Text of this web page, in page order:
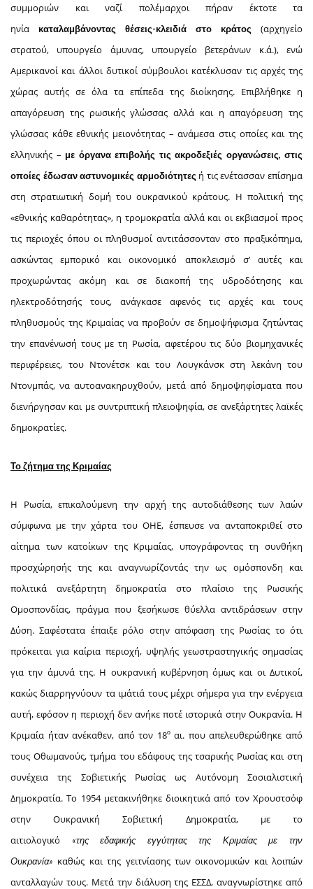
συμμοριών και ναζί πολέμαρχοι πήραν έκτοτε τα
ηνία
καταλαμβάνοντας θέσεις-κλειδιά στο κράτος
(αρχηγείο
στρατού, υπουργείο άμυνας, υπουργείο βετεράνων κ.ά.), ενώ
Αμερικανοί και άλλοι δυτικοί σύμβουλοι κατέκλυσαν τις αρχές της
χώρας αυτής σε όλα τα επίπεδα της διοίκησης. Επιβλήθηκε η
απαγόρευση της ρωσικής γλώσσας αλλά και η απαγόρευση της
γλώσσας κάθε εθνικής μειονότητας – ανάμεσα στις οποίες και της
ελληνικής – με όργανα επιβολής τις ακροδεξιές οργανώσεις, στις
οποίες έδωσαν αστυνομικές αρμοδιότητες ή τις ενέτασσαν επίσημα
στη στρατιωτική δομή του ουκρανικού κράτους. Η πολιτική της
«εθνικής καθαρότητας», η τρομοκρατία αλλά και οι εκβιασμοί προς
τις περιοχές όπου οι πληθυσμοί αντιτάσσονταν στο πραξικόπημα,
ασκώντας εμπορικό και οικονομικό αποκλεισμό σ’ αυτές και
προχωρώντας ακόμη και σε διακοπή της υδροδότησης και
ηλεκτροδότησής τους, ανάγκασε αφενός τις αρχές και τους
πληθυσμούς της Κριμαίας να προβούν σε δημοψήφισμα ζητώντας
την επανένωσή τους με τη Ρωσία, αφετέρου τις δύο βιομηχανικές
περιφέρειες, του Ντονέτσκ και του Λουγκάνσκ στη λεκάνη του
Ντονμπάς, να αυτοανακηρυχθούν, μετά από δημοψηφίσματα που
διενήργησαν και με συντριπτική πλειοψηφία, σε ανεξάρτητες λαϊκές
δημοκρατίες.
Το ζήτημα της Κριμαίας
Η Ρωσία, επικαλούμενη την αρχή της αυτοδιάθεσης των λαών
σύμφωνα με την χάρτα του ΟΗΕ, έσπευσε να ανταποκριθεί στο
αίτημα των κατοίκων της Κριμαίας, υπογράφοντας τη συνθήκη
προσχώρησής της και αναγνωρίζοντάς την ως ομόσπονδη και
πολιτικά ανεξάρτητη δημοκρατία στο πλαίσιο της Ρωσικής
Ομοσπονδίας, πράγμα που ξεσήκωσε θύελλα αντιδράσεων στην
Δύση. Σαφέστατα έπαιξε ρόλο στην απόφαση της Ρωσίας το ότι
πρόκειται για καίρια περιοχή, υψηλής γεωστραστηγικής σημασίας
για την άμυνά της. Η ουκρανική κυβέρνηση όμως και οι Δυτικοί,
κακώς διαρρηγνύουν τα ιμάτιά τους μέχρι σήμερα για την ενέργεια
αυτή, εφόσον η περιοχή δεν ανήκε ποτέ ιστορικά στην Ουκρανία. Η
Κριμαία ήταν ανέκαθεν, από τον 18οαι. που απελευθερώθηκε από
τους Οθωμανούς, τμήμα του εδάφους της τσαρικής Ρωσίας και στη
συνέχεια της Σοβιετικής Ρωσίας ως Αυτόνομη Σοσιαλιστική
Δημοκρατία. Το 1954 μετακινήθηκε διοικητικά από τον Χρουστσόφ
στην Ουκρανική Σοβιετική Δημοκρατία, με το
αιτιολογικό
«της εδαφικής εγγύτητας της Κριμαίας με την
Ουκρανία» καθώς και της γειτνίασης των οικονομικών και λοιπών
ανταλλαγών τους. Μετά την διάλυση της ΕΣΣΔ, αναγνωρίστηκε από